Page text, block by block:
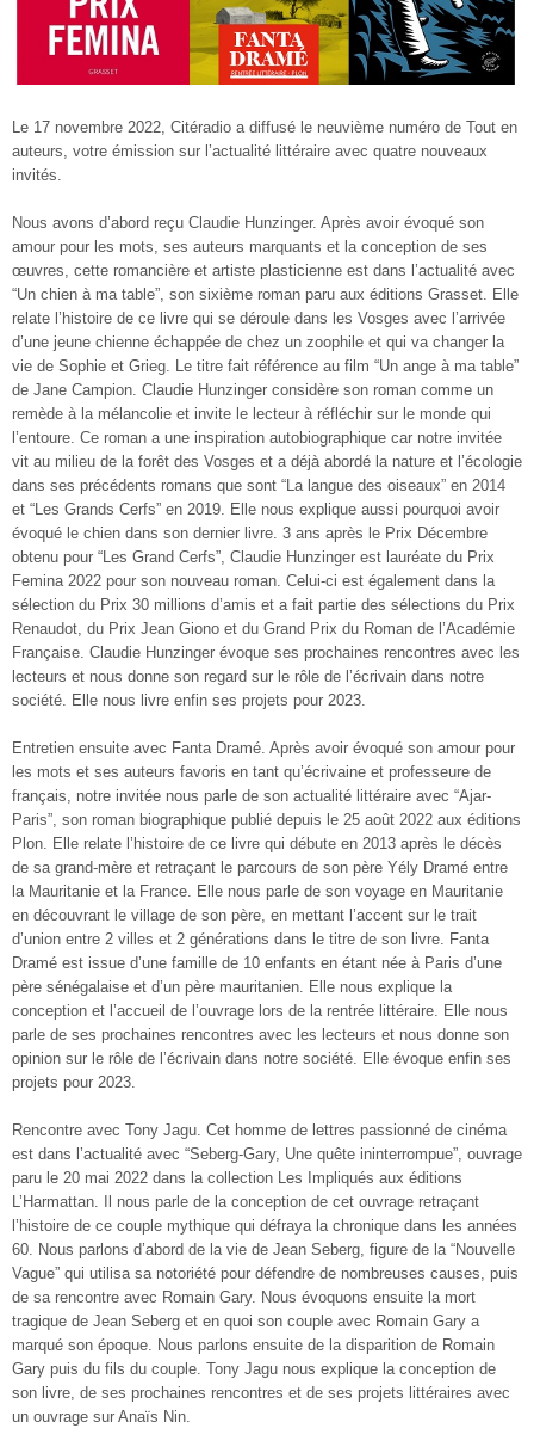
Le 17 novembre 2022, Citéradio a diffusé le neuvième numéro de Tout en
auteurs, votre émission sur l’actualité littéraire avec quatre nouveaux
invités.
Nous avons d’abord reçu Claudie Hunzinger. Après avoir évoqué son
amour pour les mots, ses auteurs marquants et la conception de ses
œuvres, cette romancière et artiste plasticienne est dans l’actualité avec
“Un chien à ma table”, son sixième roman paru aux éditions Grasset. Elle
relate l’histoire de ce livre qui se déroule dans les Vosges avec l’arrivée
d’une jeune chienne échappée de chez un zoophile et qui va changer la
vie de Sophie et Grieg. Le titre fait référence au film “Un ange à ma table”
de Jane Campion. Claudie Hunzinger considère son roman comme un
remède à la mélancolie et invite le lecteur à réfléchir sur le monde qui
l’entoure. Ce roman a une inspiration autobiographique car notre invitée
vit au milieu de la forêt des Vosges et a déjà abordé la nature et l’écologie
dans ses précédents romans que sont “La langue des oiseaux” en 2014
et “Les Grands Cerfs” en 2019. Elle nous explique aussi pourquoi avoir
évoqué le chien dans son dernier livre. 3 ans après le Prix Décembre
obtenu pour “Les Grand Cerfs”, Claudie Hunzinger est lauréate du Prix
Femina 2022 pour son nouveau roman. Celui-ci est également dans la
sélection du Prix 30 millions d’amis et a fait partie des sélections du Prix
Renaudot, du Prix Jean Giono et du Grand Prix du Roman de l’Académie
Française. Claudie Hunzinger évoque ses prochaines rencontres avec les
lecteurs et nous donne son regard sur le rôle de l’écrivain dans notre
société. Elle nous livre enfin ses projets pour 2023.
Entretien ensuite avec Fanta Dramé. Après avoir évoqué son amour pour
les mots et ses auteurs favoris en tant qu’écrivaine et professeure de
français, notre invitée nous parle de son actualité littéraire avec “Ajar-
Paris”, son roman biographique publié depuis le 25 août 2022 aux éditions
Plon. Elle relate l’histoire de ce livre qui débute en 2013 après le décès
de sa grand-mère et retraçant le parcours de son père Yély Dramé entre
la Mauritanie et la France. Elle nous parle de son voyage en Mauritanie
en découvrant le village de son père, en mettant l’accent sur le trait
d’union entre 2 villes et 2 générations dans le titre de son livre. Fanta
Dramé est issue d’une famille de 10 enfants en étant née à Paris d’une
père sénégalaise et d’un père mauritanien. Elle nous explique la
conception et l’accueil de l’ouvrage lors de la rentrée littéraire. Elle nous
parle de ses prochaines rencontres avec les lecteurs et nous donne son
opinion sur le rôle de l’écrivain dans notre société. Elle évoque enfin ses
projets pour 2023.
Rencontre avec Tony Jagu. Cet homme de lettres passionné de cinéma
est dans l’actualité avec “Seberg-Gary, Une quête ininterrompue”, ouvrage
paru le 20 mai 2022 dans la collection Les Impliqués aux éditions
L’Harmattan. Il nous parle de la conception de cet ouvrage retraçant
l’histoire de ce couple mythique qui défraya la chronique dans les années
60. Nous parlons d’abord de la vie de Jean Seberg, figure de la “Nouvelle
Vague” qui utilisa sa notoriété pour défendre de nombreuses causes, puis
de sa rencontre avec Romain Gary. Nous évoquons ensuite la mort
tragique de Jean Seberg et en quoi son couple avec Romain Gary a
marqué son époque. Nous parlons ensuite de la disparition de Romain
Gary puis du fils du couple. Tony Jagu nous explique la conception de
son livre, de ses prochaines rencontres et de ses projets littéraires avec
un ouvrage sur Anaïs Nin.